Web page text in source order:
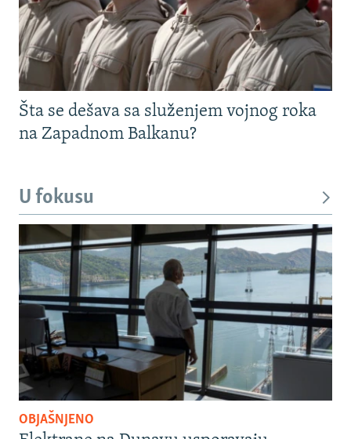
Šta se dešava sa služenjem vojnog roka
na Zapadnom Balkanu?
U fokusu
OBJAŠNJENO